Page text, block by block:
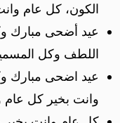
الكون، كل عام
عيد أضحى مبارك
اللطف وكل
عيد اضحى مبارك
وانت بخير كل عام